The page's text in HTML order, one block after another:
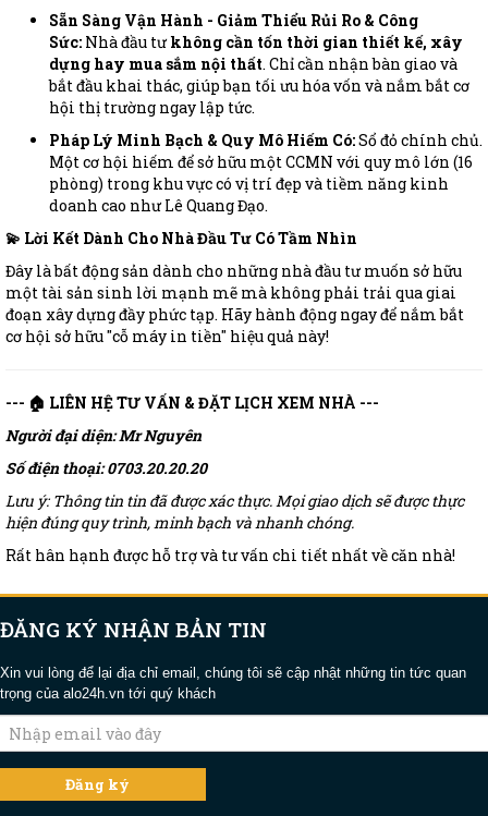
Sẵn Sàng Vận Hành - Giảm Thiểu Rủi Ro & Công
Sức: Nhà đầu tưkhông cần tốn thời gian thiết kế, xây
dựng hay mua sắm nội thất. Chỉ cần nhận bàn giao và
bắt đầu khai thác, giúp bạn tối ưu hóa vốn và nắm bắt cơ
hội thị trường ngay lập tức.
Pháp Lý Minh Bạch & Quy Mô Hiếm Có:Sổ đỏ chính chủ.
Một cơ hội hiếm để sở hữu một CCMN với quy mô lớn (16
phòng) trong khu vực có vị trí đẹp và tiềm năng kinh
doanh cao như Lê Quang Đạo.
💫 Lời Kết Dành Cho Nhà Đầu Tư Có Tầm Nhìn
Đây là bất động sản dành cho những nhà đầu tư muốn sở hữu
một tài sản sinh lời mạnh mẽ mà không phải trải qua giai
đoạn xây dựng đầy phức tạp. Hãy hành động ngay để nắm bắt
cơ hội sở hữu "cỗ máy in tiền" hiệu quả này!
--- 🏠 LIÊN HỆ TƯ VẤN & ĐẶT LỊCH XEM NHÀ ---
Người đại diện: Mr Nguyên
Số điện thoại: 0703.20.20.20
Lưu ý: Thông tin tin đã được xác thực. Mọi giao dịch sẽ được thực
hiện đúng quy trình, minh bạch và nhanh chóng.
Rất hân hạnh được hỗ trợ và tư vấn chi tiết nhất về căn nhà!
ĐĂNG KÝ NHẬN BẢN TIN
Xin vui lòng để lại địa chỉ email, chúng tôi sẽ cập nhật những tin tức quan
trọng của alo24h.vn tới quý khách